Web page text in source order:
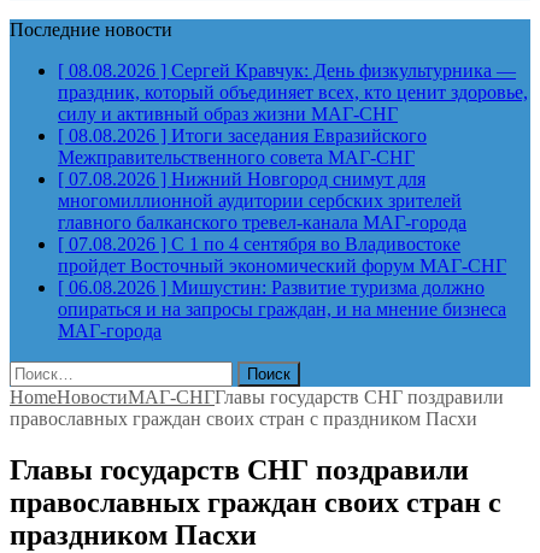
Последние новости
[ 08.08.2026 ] Сергей Кравчук: День физкультурника —
праздник, который объединяет всех, кто ценит здоровье,
силу и активный образ жизни МАГ-СНГ
[ 08.08.2026 ] Итоги заседания Евразийского
Межправительственного совета МАГ-СНГ
[ 07.08.2026 ] Нижний Новгород снимут для
многомиллионной аудитории сербских зрителей
главного балканского тревел-канала МАГ-города
[ 07.08.2026 ] С 1 по 4 сентября во Владивостоке
пройдет Восточный экономический форум МАГ-СНГ
[ 06.08.2026 ] Мишустин: Развитие туризма должно
опираться и на запросы граждан, и на мнение бизнеса
МАГ-города
Найти:
HomeНовостиМАГ-СНГГлавы государств СНГ поздравили
православных граждан своих стран с праздником Пасхи
Главы государств СНГ поздравили
православных граждан своих стран с
праздником Пасхи